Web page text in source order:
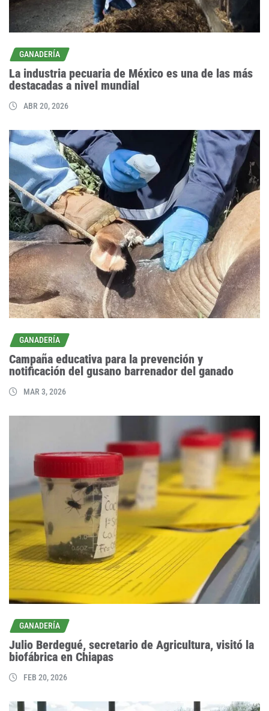
GANADERÍA
La industria pecuaria de México es una de las más
destacadas a nivel mundial
ABR 20, 2026
GANADERÍA
Campaña educativa para la prevención y
notificación del gusano barrenador del ganado
MAR 3, 2026
GANADERÍA
Julio Berdegué, secretario de Agricultura, visitó la
biofábrica en Chiapas
FEB 20, 2026